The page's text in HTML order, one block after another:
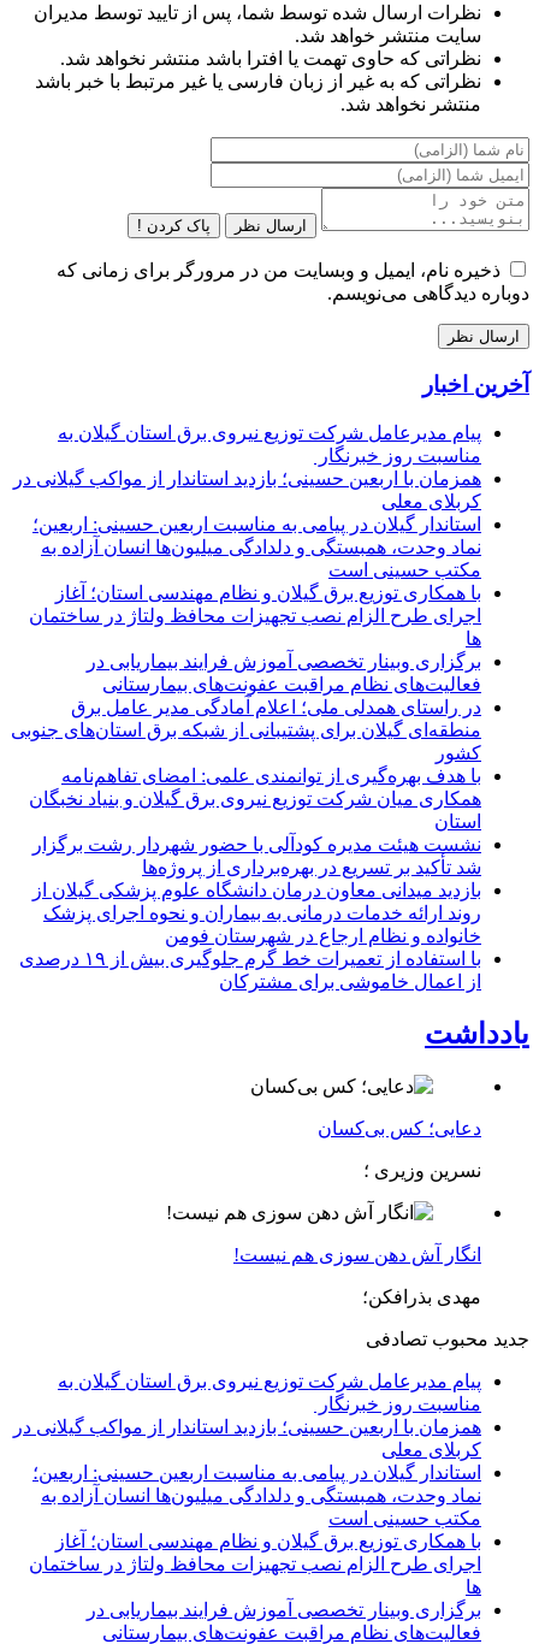
نظرات ارسال شده توسط شما، پس از تایید توسط مدیران
سایت منتشر خواهد شد.
نظراتی که حاوی تهمت یا افترا باشد منتشر نخواهد شد.
نظراتی که به غیر از زبان فارسی یا غیر مرتبط با خبر باشد
منتشر نخواهد شد.
ارسال نظر پاک کردن !
ذخیره نام، ایمیل و وبسایت من در مرورگر برای زمانی که
دوباره دیدگاهی می‌نویسم.
آخرین اخبار
پیام مدیرعامل شركت توزیع نیروی برق استان گیلان به
مناسبت روز خبرنگار ‌
همزمان با اربعین حسینی؛ بازدید استاندار از مواکب گیلانی در
کربلای معلی
استاندار گیلان در پیامی به مناسبت اربعین حسینی: اربعین؛
نماد وحدت، همبستگی و دلدادگی میلیون‌ها انسان آزاده به
مکتب حسینی است
با همکاری توزیع برق گیلان و نظام مهندسی استان؛ آغاز
اجرای طرح الزام نصب تجهیزات محافظ ولتاژ در ساختمان
ها
برگزاری وبینار تخصصی آموزش فرایند بیماریابی در
فعالیت‌های نظام مراقبت عفونت‌های بیمارستانی
در راستای همدلی ملی؛ اعلام آمادگی مدیر عامل برق
منطقه‌ای گیلان برای پشتیبانی از شبكه برق استان‌های جنوبی
كشور
با هدف بهره‌گیری از توانمندی علمی: امضای تفاهم‌نامه
همكاری میان شركت توزیع نیروی برق گیلان و بنیاد نخبگان
استان
نشست هیئت مدیره کودآلی با حضور شهردار رشت برگزار
شد تأکید بر تسریع در بهره‌برداری از پروژه‌ها
بازدید میدانی معاون درمان دانشگاه علوم پزشکی گیلان از
روند ارائه خدمات درمانی به بیماران و نحوه اجرای پزشک
خانواده و نظام ارجاع در شهرستان فومن
با استفاده از تعمیرات خط گرم جلوگیری بیش از ۱۹ درصدی
از اعمال خاموشی برای مشتركان
یادداشت
دعایی؛ کس بی‌کسان
نسرین وزیری ؛
انگار آش دهن سوزی هم نیست!
مهدی بذرافکن؛
جدید محبوب تصادفی
پیام مدیرعامل شركت توزیع نیروی برق استان گیلان به
مناسبت روز خبرنگار ‌
همزمان با اربعین حسینی؛ بازدید استاندار از مواکب گیلانی در
کربلای معلی
استاندار گیلان در پیامی به مناسبت اربعین حسینی: اربعین؛
نماد وحدت، همبستگی و دلدادگی میلیون‌ها انسان آزاده به
مکتب حسینی است
با همکاری توزیع برق گیلان و نظام مهندسی استان؛ آغاز
اجرای طرح الزام نصب تجهیزات محافظ ولتاژ در ساختمان
ها
برگزاری وبینار تخصصی آموزش فرایند بیماریابی در
فعالیت‌های نظام مراقبت عفونت‌های بیمارستانی